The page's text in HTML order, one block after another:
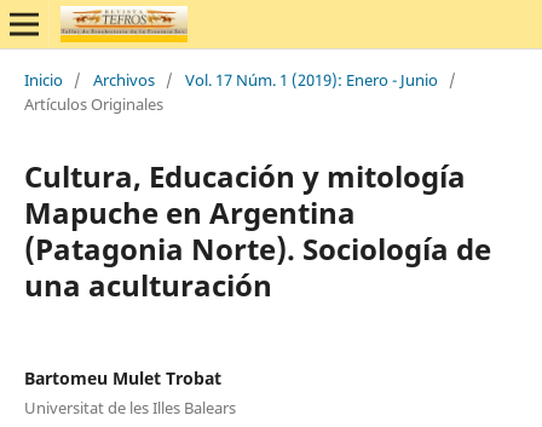
Inicio / Archivos / Vol. 17 Núm. 1 (2019): Enero - Junio /
Artículos Originales
Cultura, Educación y mitología
Mapuche en Argentina
(Patagonia Norte). Sociología de
una aculturación
Bartomeu Mulet Trobat
Universitat de les Illes Balears